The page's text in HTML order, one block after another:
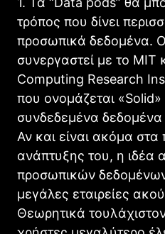
τρόπος που δίνει
προσωπικά δεδομένα.
συνεργαστεί με το MIT
Computing Research
που ονομάζεται «Solid»
συνδεδεμένα
Αν και είναι ακόμα
ανάπτυξης του, η ιδέα
προσωπικών
μεγάλες εταιρείες
Θεωρητικά